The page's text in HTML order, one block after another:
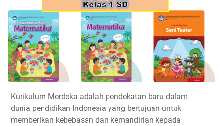
Kurikulum Merdeka adalah pendekatan baru dalam
dunia pendidikan Indonesia yang bertujuan untuk
memberikan kebebasan dan kemandirian kepada